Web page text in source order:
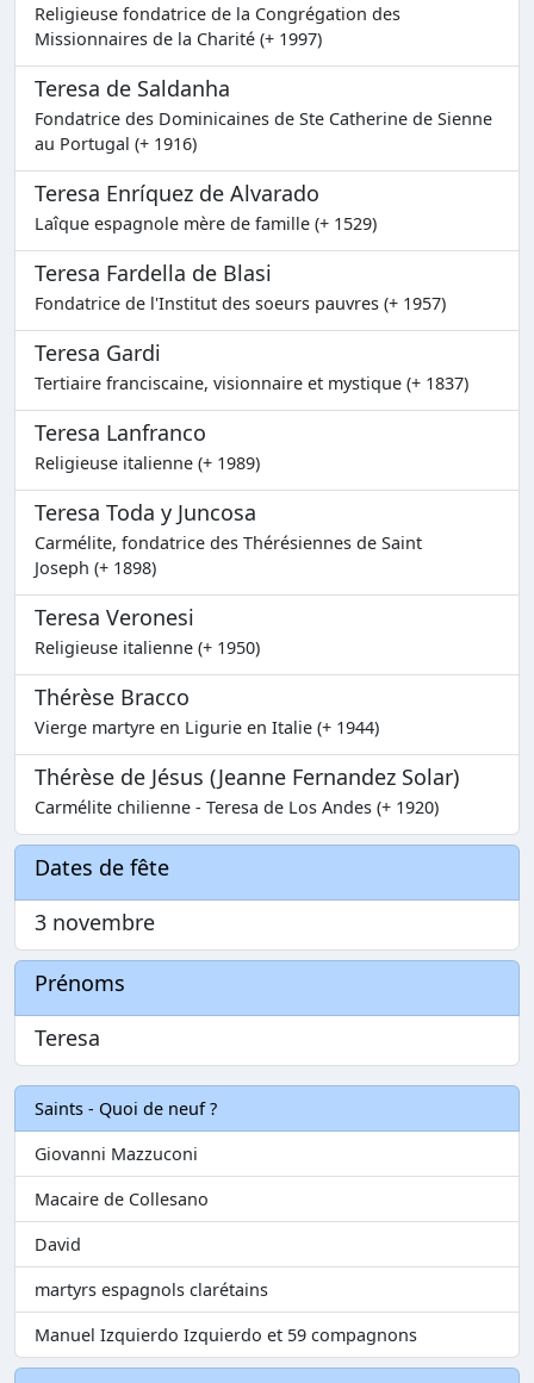
Religieuse fondatrice de la Congrégation des
Missionnaires de la Charité (+ 1997)
Teresa de Saldanha
Fondatrice des Dominicaines de Ste Catherine de Sienne
au Portugal (+ 1916)
Teresa Enríquez de Alvarado
Laîque espagnole mère de famille (+ 1529)
Teresa Fardella de Blasi
Fondatrice de l'Institut des soeurs pauvres (+ 1957)
Teresa Gardi
Tertiaire franciscaine, visionnaire et mystique (+ 1837)
Teresa Lanfranco
Religieuse italienne (+ 1989)
Teresa Toda y Juncosa
Carmélite, fondatrice des Thérésiennes de Saint
Joseph (+ 1898)
Teresa Veronesi
Religieuse italienne (+ 1950)
Thérèse Bracco
Vierge martyre en Ligurie en Italie (+ 1944)
Thérèse de Jésus (Jeanne Fernandez Solar)
Carmélite chilienne - Teresa de Los Andes (+ 1920)
Dates de fête
3 novembre
Prénoms
Teresa
Saints - Quoi de neuf ?
Giovanni Mazzuconi
Macaire de Collesano
David
martyrs espagnols clarétains
Manuel Izquierdo Izquierdo et 59 compagnons